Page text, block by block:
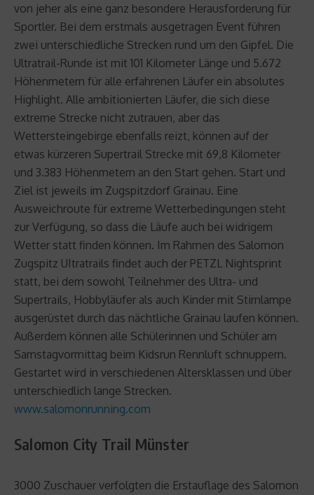
von jeher als eine ganz besondere Herausforderung für
Sportler. Bei dem erstmals ausgetragen Event führen
zwei unterschiedliche Strecken rund um den Gipfel. Die
Ultratrail-Runde ist mit 101 Kilometer Länge und 5.672
Höhenmetern für alle erfahrenen Läufer ein absolutes
Highlight. Alle ambitionierten Läufer, die sich diese
extreme Strecke nicht zutrauen, aber das
Wettersteingebirge ebenfalls reizt, können auf der
etwas kürzeren Supertrail Strecke mit 69,8 Kilometer
und 3.383 Höhenmetern an den Start gehen. Start und
Ziel ist jeweils im Zugspitzdorf Grainau. Eine
Ausweichroute für extreme Wetterbedingungen steht
zur Verfügung, so dass die Läufe auch bei widrigem
Wetter statt finden können. Im Rahmen des Salomon
Zugspitz UItratrails findet auch der PETZL Nightsprint
statt, bei dem sowohl Teilnehmer des Ultra- und
Supertrails, Hobbyläufer als auch Kinder mit Stirnlampe
ausgerüstet durch das nächtliche Grainau laufen können.
Außerdem können alle Schülerinnen und Schüler am
Samstagvormittag beim Kidsrun Rennluft schnuppern.
Gestartet wird in verschiedenen Altersklassen und über
unterschiedlich lange Strecken.
www.salomonrunning.com
Salomon City Trail Münster
3000 Zuschauer verfolgten die Erstauflage des Salomon